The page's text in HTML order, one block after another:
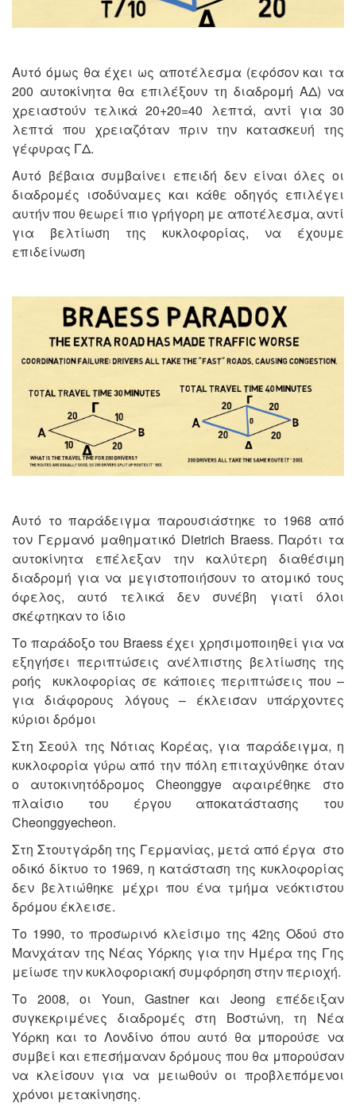
Αυτό όμως θα έχει ως αποτέλεσμα (εφόσον και τα
200 αυτοκίνητα θα επιλέξουν τη διαδρομή ΑΔ) να
χρειαστούν τελικά 20+20=40 λεπτά, αντί για 30
λεπτά που χρειαζόταν πριν την κατασκευή της
γέφυρας ΓΔ.
Αυτό βέβαια συμβαίνει επειδή δεν είναι όλες οι
διαδρομές ισοδύναμες και κάθε οδηγός επιλέγει
αυτήν που θεωρεί πιο γρήγορη με αποτέλεσμα, αντί
για βελτίωση της κυκλοφορίας, να έχουμε
επιδείνωση
Αυτό το παράδειγμα παρουσιάστηκε το 1968 από
τον Γερμανό μαθηματικό Dietrich Braess. Παρότι τα
αυτοκίνητα επέλεξαν την καλύτερη διαθέσιμη
διαδρομή για να μεγιστοποιήσουν το ατομικό τους
όφελος, αυτό τελικά δεν συνέβη γιατί όλοι
σκέφτηκαν το ίδιο
Το παράδοξο του Braess έχει χρησιμοποιηθεί για να
εξηγήσει περιπτώσεις ανέλπιστης βελτίωσης της
ροής κυκλοφορίας σε κάποιες περιπτώσεις που –
για διάφορους λόγους – έκλεισαν υπάρχοντες
κύριοι δρόμοι
Στη Σεούλ της Νότιας Κορέας, για παράδειγμα, η
κυκλοφορία γύρω από την πόλη επιταχύνθηκε όταν
ο αυτοκινητόδρομος Cheonggye αφαιρέθηκε στο
πλαίσιο του έργου αποκατάστασης του
Cheonggyecheon.
Στη Στουτγάρδη της Γερμανίας, μετά από έργα στο
οδικό δίκτυο το 1969, η κατάσταση της κυκλοφορίας
δεν βελτιώθηκε μέχρι που ένα τμήμα νεόκτιστου
δρόμου έκλεισε.
Το 1990, το προσωρινό κλείσιμο της 42ης Οδού στο
Μανχάταν της Νέας Υόρκης για την Ημέρα της Γης
μείωσε την κυκλοφοριακή συμφόρηση στην περιοχή.
Το 2008, οι Youn, Gastner και Jeong επέδειξαν
συγκεκριμένες διαδρομές στη Βοστώνη, τη Νέα
Υόρκη και το Λονδίνο όπου αυτό θα μπορούσε να
συμβεί και επεσήμαναν δρόμους που θα μπορούσαν
να κλείσουν για να μειωθούν οι προβλεπόμενοι
χρόνοι μετακίνησης.